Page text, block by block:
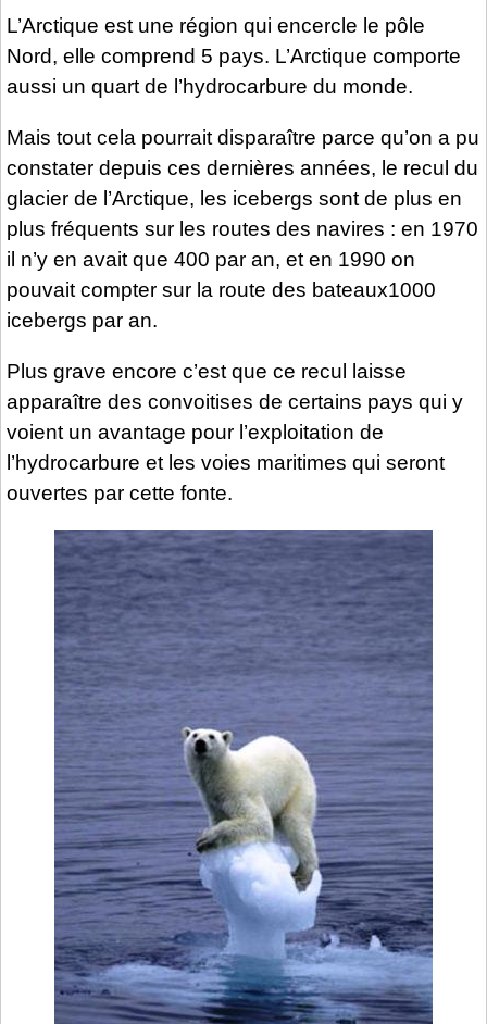
L’Arctique est une région qui encercle le pôle
Nord, elle comprend 5 pays. L’Arctique comporte
aussi un quart de l’hydrocarbure du monde.
Mais tout cela pourrait disparaître parce qu’on a pu
constater depuis ces dernières années, le recul du
glacier de l’Arctique, les icebergs sont de plus en
plus fréquents sur les routes des navires : en 1970
il n’y en avait que 400 par an, et en 1990 on
pouvait compter sur la route des bateaux1000
icebergs par an.
Plus grave encore c’est que ce recul laisse
apparaître des convoitises de certains pays qui y
voient un avantage pour l’exploitation de
l’hydrocarbure et les voies maritimes qui seront
ouvertes par cette fonte.